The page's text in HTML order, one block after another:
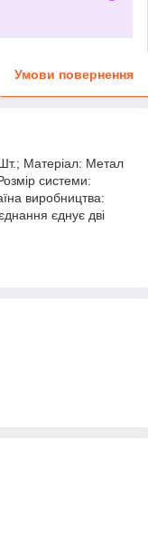
Умови повернення
Матеріал: Метал
системи:
виробництва:
єднує дві